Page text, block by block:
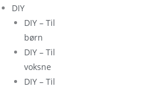
DIY
DIY – Til
børn
DIY – Til
voksne
DIY – Til